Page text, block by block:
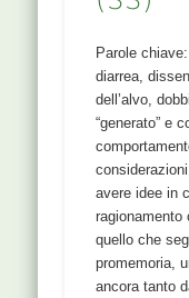
Parole
diarrea,
dell’alvo,
“generato” e
avere idee in
ragionamento
quello che
promemoria,
ancora tanto